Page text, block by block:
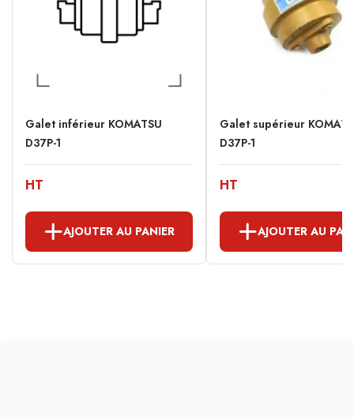
Galet inférieur KOMATSU
D37P-1
HT
AJOUTER AU PANIER
Galet supérieur
D37P-1
HT
AJOUTER AU